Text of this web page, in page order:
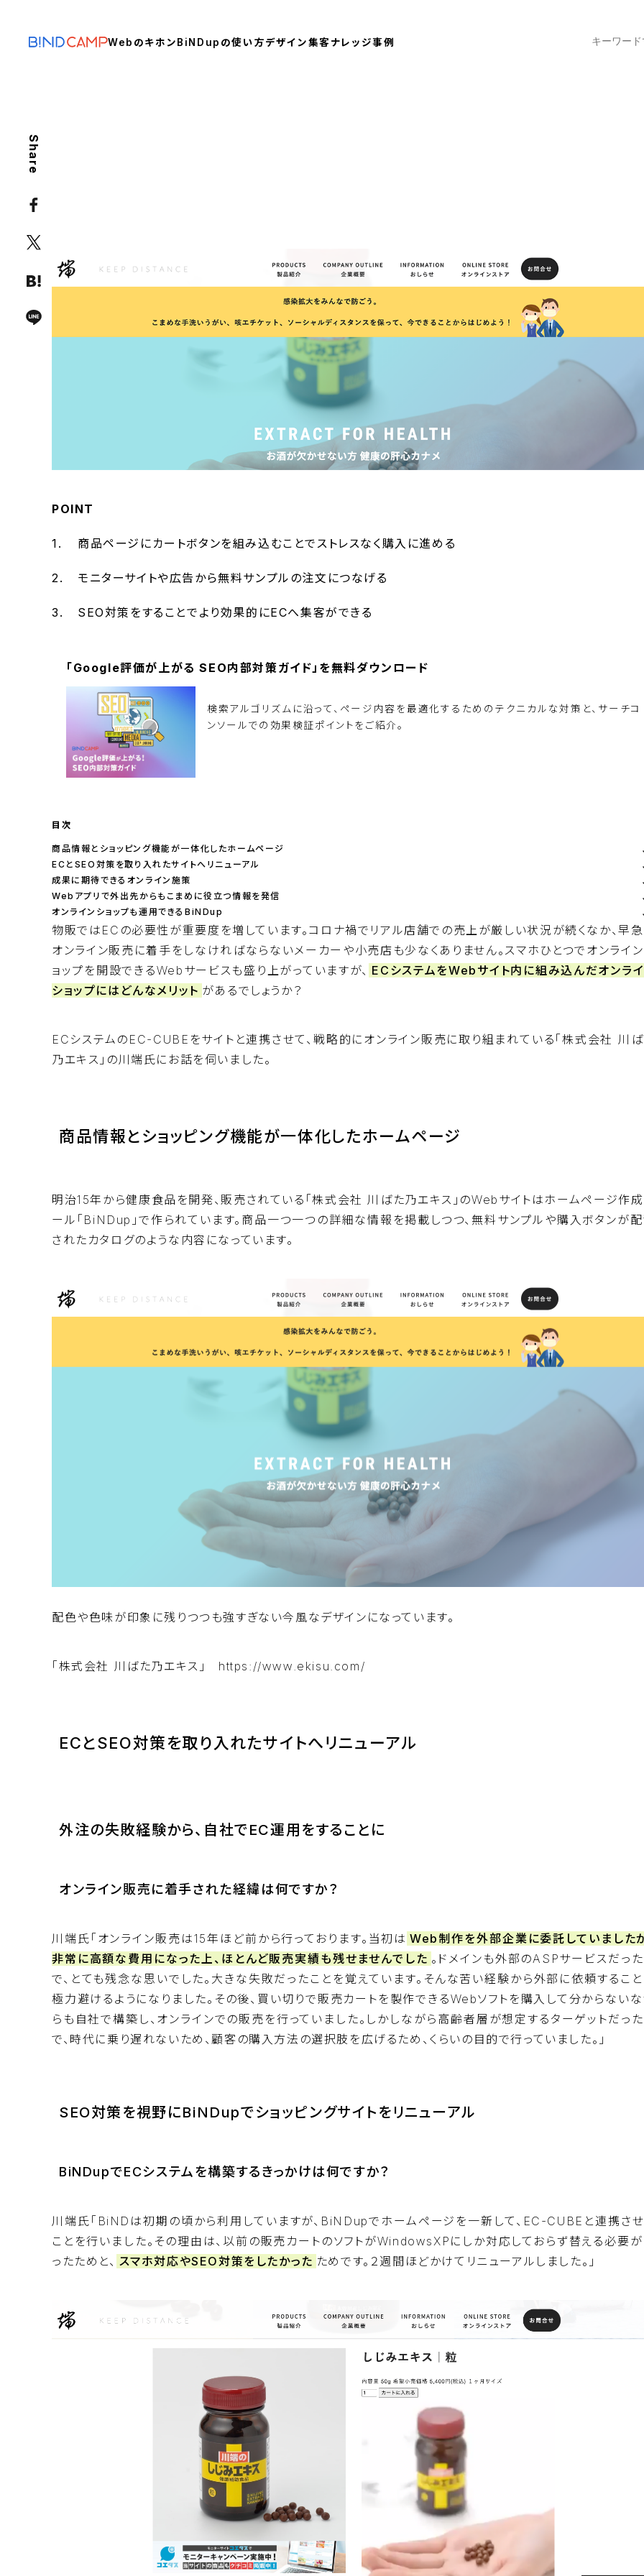
Webのキホン BiNDupの使い方デザイン集客ナレッジ事例
POINT
商品ページにカートボタンを組み込むことでストレスなく購入に進める
モニターサイトや広告から無料サンプルの注文につなげる
SEO対策をすることでより効果的にECへ集客ができる
「Google評価が上がる SEO内部対策ガイド」を無料ダウンロード
検索アルゴリズムに沿って、ページ内容を最適化するためのテクニカルな対策と、サーチコ
ンソールでの効果検証ポイントをご紹介。
目次
商品情報とショッピング機能が一体化したホームページ
ECとSEO対策を取り入れたサイトへリニューアル
成果に期待できるオンライン施策
Webアプリで外出先からもこまめに役立つ情報を発信
オンラインショップも運用できるBiNDup
物販ではECの必要性が重要度を増しています。コロナ禍でリアル店舗での売上が厳しい状況が続くなか、早
オンライン販売に着手をしなければならないメーカーや小売店も少なくありません。スマホひとつでオンライ
ョップを開設できるWebサービスも盛り上がっていますが、 ECシステムをWebサイト内に組み込んだオンラ
ショップにはどんなメリット があるでしょうか？
ECシステムのEC-CUBEをサイトと連携させて、戦略的にオンライン販売に取り組まれている「株式会社 川
乃エキス」の川端氏にお話を伺いました。
商品情報とショッピング機能が一体化したホームページ
明治15年から健康食品を開発、販売されている「株式会社 川ばた乃エキス」のWebサイトはホームページ作
ール「BiNDup 」で作られています。商品一つ一つの詳細な情報を掲載しつつ、無料サンプルや購入ボタンが
されたカタログのような内容になっています。
配色や色味が印象に残りつつも強すぎない今風なデザインになっています。
「株式会社 川ばた乃エキス」 https://www.ekisu.com/
ECとSEO対策を取り入れたサイトへリニューアル
外注の失敗経験から、自社でEC運用をすることに
オンライン販売に着手された経緯は何ですか？
川端氏「オンライン販売は15年ほど前から行っております。当初は Web制作を外部企業に委託していました
非常に高額な費用になった上、ほとんど販売実績も残せませんでした 。ドメインも外部のASPサービスだっ
で、とても残念な思いでした。大きな失敗だったことを覚えています。そんな苦い経験から外部に依頼するこ
極力避けるようになりました。その後、買い切りで販売カートを製作できるWebソフトを購入して分からない
らも自社で構築し、オンラインでの販売を行っていました。しかしながら高齢者層が想定するターゲットだっ
で、時代に乗り遅れないため、顧客の購入方法の選択肢を広げるため、くらいの目的で行っていました。」
SEO対策を視野にBiNDupでショッピングサイトをリニューアル
BiNDupでECシステムを構築するきっかけは何ですか？
川端氏「BiNDは初期の頃から利用していますが、BiNDupでホームページを一新して、EC-CUBEと連携さ
ことを行いました。その理由は、以前の販売カートのソフトがWindowsXPにしか対応しておらず替える必要
ったためと、 スマホ対応やSEO対策をしたかった ためです。２週間ほどかけてリニューアルしました。」
Share